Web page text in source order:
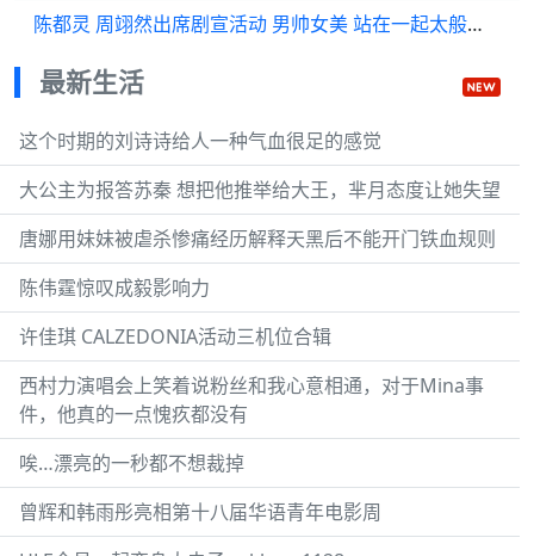
陈都灵 周翊然出席剧宣活动 男帅女美 站在一起太般配了 “这对cp感如何”
最新生活
这个时期的刘诗诗给人一种气血很足的感觉
大公主为报答苏秦 想把他推举给大王，芈月态度让她失望
唐娜用妹妹被虐杀惨痛经历解释天黑后不能开门铁血规则
陈伟霆惊叹成毅影响力
许佳琪 CALZEDONIA活动三机位合辑
西村力演唱会上笑着说粉丝和我心意相通，对于Mina事
件，他真的一点愧疚都没有
唉…漂亮的一秒都不想裁掉
曾辉和韩雨彤亮相第十八届华语青年电影周